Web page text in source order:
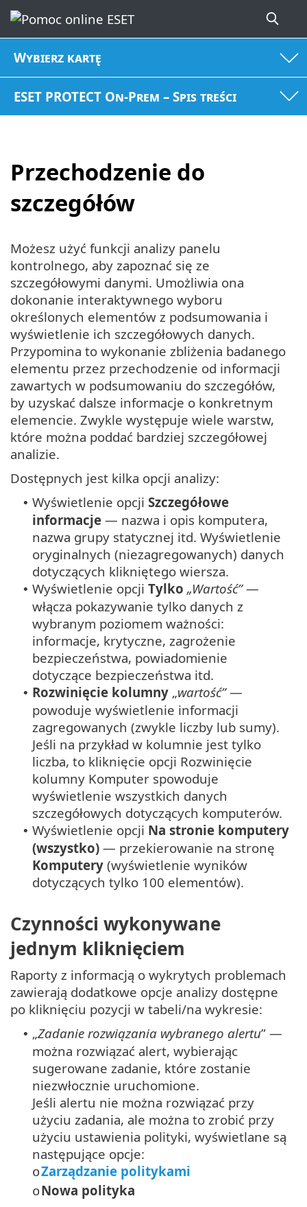
Wybierz kartę
ESET PROTECT On-Prem – Spis treści
Przechodzenie do
szczegółów
Możesz użyć funkcji analizy panelu
kontrolnego, aby zapoznać się ze
szczegółowymi danymi. Umożliwia ona
dokonanie interaktywnego wyboru
określonych elementów z podsumowania i
wyświetlenie ich szczegółowych danych.
Przypomina to wykonanie zbliżenia badanego
elementu przez przechodzenie od informacji
zawartych w podsumowaniu do szczegółów,
by uzyskać dalsze informacje o konkretnym
elemencie. Zwykle występuje wiele warstw,
które można poddać bardziej szczegółowej
analizie.
Dostępnych jest kilka opcji analizy:
• Wyświetlenie opcji Szczegółowe
informacje — nazwa i opis komputera,
nazwa grupy statycznej itd. Wyświetlenie
oryginalnych (niezagregowanych) danych
dotyczących klikniętego wiersza.
• Wyświetlenie opcji Tylko „Wartość”—
włącza pokazywanie tylko danych z
wybranym poziomem ważności:
informacje, krytyczne, zagrożenie
bezpieczeństwa, powiadomienie
dotyczące bezpieczeństwa itd.
• Rozwinięcie kolumny „wartość”—
powoduje wyświetlenie informacji
zagregowanych (zwykle liczby lub sumy).
Jeśli na przykład w kolumnie jest tylko
liczba, to kliknięcie opcji Rozwinięcie
kolumny Komputer spowoduje
wyświetlenie wszystkich danych
szczegółowych dotyczących komputerów.
• Wyświetlenie opcji Na stronie komputery
(wszystko) — przekierowanie na stronę
Komputery (wyświetlenie wyników
dotyczących tylko 100 elementów).
Czynności wykonywane
jednym kliknięciem
Raporty z informacją o wykrytych problemach
zawierają dodatkowe opcje analizy dostępne
po kliknięciu pozycji w tabeli/na wykresie:
• „Zadanie rozwiązania wybranego alertu” —
można rozwiązać alert, wybierając
sugerowane zadanie, które zostanie
niezwłocznie uruchomione.
Jeśli alertu nie można rozwiązać przy
użyciu zadania, ale można to zrobić przy
użyciu ustawienia polityki, wyświetlane są
następujące opcje:
oZarządzanie politykami
oNowa polityka